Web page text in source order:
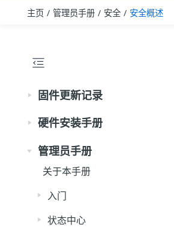
主页 管理员手册 安全 安全概述
固件更新记录
硬件安装手册
管理员手册
关于本手册
入门
状态中心